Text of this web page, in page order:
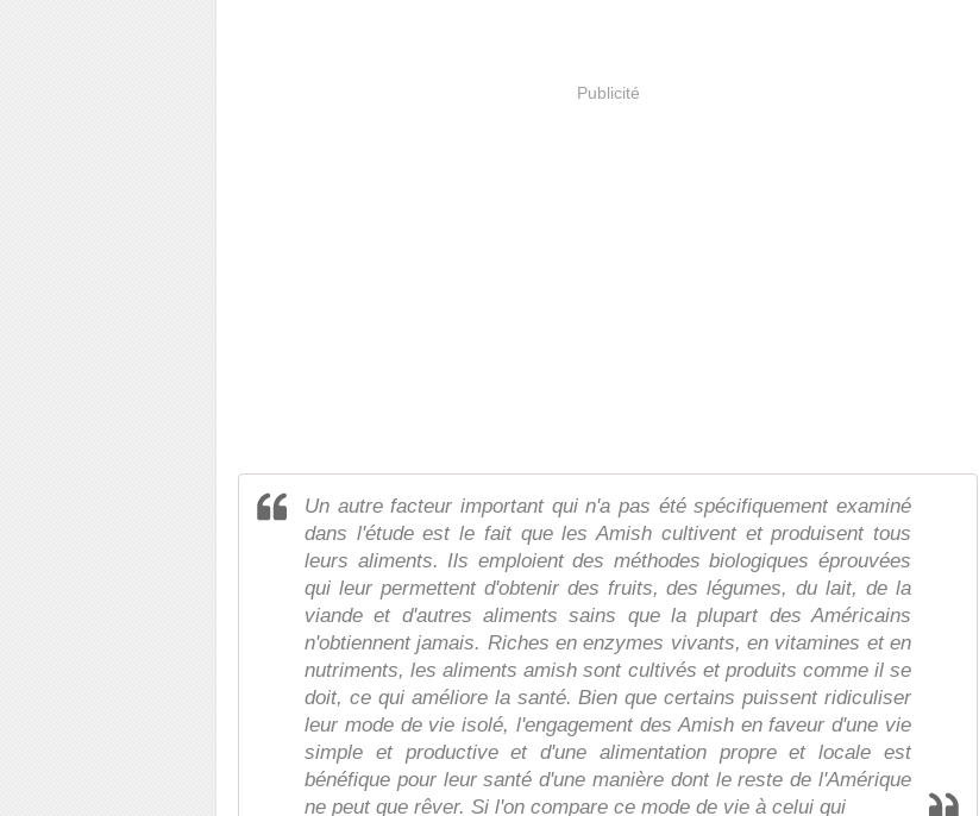
Publicité
Un autre facteur important qui n'a pas été spécifiquement examiné
dans l'étude est le fait que les Amish cultivent et produisent tous
leurs aliments. Ils emploient des méthodes biologiques éprouvées
qui leur permettent d'obtenir des fruits, des légumes, du lait, de la
viande et d'autres aliments sains que la plupart des Américains
n'obtiennent jamais. Riches en enzymes vivants, en vitamines et en
nutriments, les aliments amish sont cultivés et produits comme il se
doit, ce qui améliore la santé. Bien que certains puissent ridiculiser
leur mode de vie isolé, l'engagement des Amish en faveur d'une vie
simple et productive et d'une alimentation propre et locale est
bénéfique pour leur santé d'une manière dont le reste de l'Amérique
ne peut que rêver. Si l'on compare ce mode de vie à celui qui